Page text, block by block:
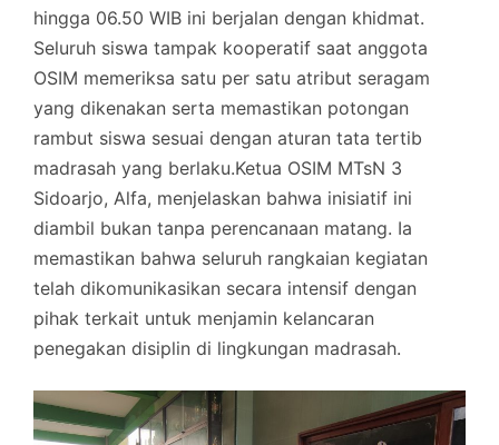
hingga 06.50 WIB ini berjalan dengan khidmat.
Seluruh siswa tampak kooperatif saat anggota
OSIM memeriksa satu per satu atribut seragam
yang dikenakan serta memastikan potongan
rambut siswa sesuai dengan aturan tata tertib
madrasah yang berlaku.Ketua OSIM MTsN 3
Sidoarjo, Alfa, menjelaskan bahwa inisiatif ini
diambil bukan tanpa perencanaan matang. Ia
memastikan bahwa seluruh rangkaian kegiatan
telah dikomunikasikan secara intensif dengan
pihak terkait untuk menjamin kelancaran
penegakan disiplin di lingkungan madrasah.